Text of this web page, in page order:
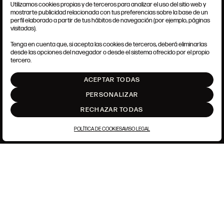
CONDICIONES GENERALES
POLÍTICA DE COOKIES
AJUSTE DE COOKIES
Utilizamos cookies propias y de terceros para analizar el uso del sitio web y
mostrarte publicidad relacionada con tus preferencias sobre la base de un
perfil elaborado a partir de tus hábitos de navegación (por ejemplo, páginas
visitadas).
Tenga en cuenta que, si acepta las cookies de terceros, deberá eliminarlas
desde las opciones del navegador o desde el sistema ofrecido por el propio
tercero.
ACEPTAR TODAS
PERSONALIZAR
RECHAZAR TODAS
POLÍTICA DE COOKIESAVISO LEGAL